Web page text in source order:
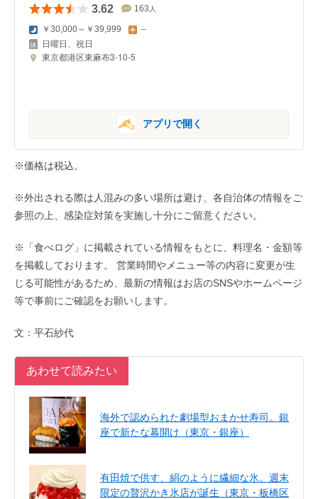
3.62 163 人
￥30,000～￥39,999 –
日曜日、祝日
東京都港区東麻布3-10-5
アプリで開く
※価格は税込。
※外出される際は人混みの多い場所は避け、各自治体の情報をご
参照の上、感染症対策を実施し十分にご留意ください。
※「食べログ」に掲載されている情報をもとに、料理名・金額等
を掲載しております。 営業時間やメニュー等の内容に変更が生
じる可能性があるため、最新の情報はお店のSNSやホームページ
等で事前にご確認をお願いします。
文：平石紗代
あわせて読みたい
海外で認められた劇場型おまかせ寿司。銀
座で新たな幕開け（東京・銀座）
有田焼で供す、絹のように繊細な氷。週末
限定の贅沢かき氷店が誕生（東京・板橋区